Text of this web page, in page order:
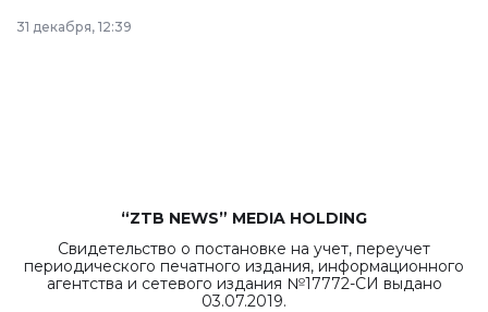
в Астане из
республиканского
31 декабря, 12:39
“ZTB NEWS” MEDIA HOLDING
Свидетельство о постановке на учет, переучет
периодического печатного издания, информационного
агентства и сетевого издания №17772-СИ выдано
03.07.2019.